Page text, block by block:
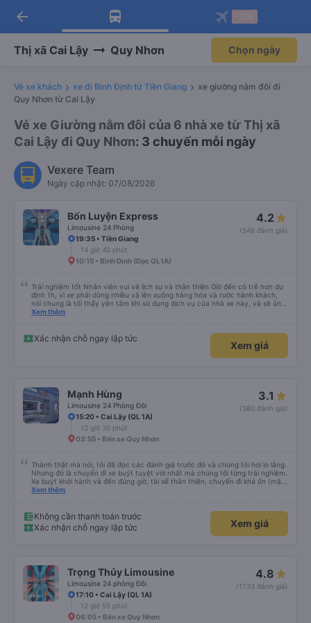
Tải app Vexere ngay!
Nhận ưu đãi thành viên độc
Mở app
Tải app Vexere
-30k/ghế khi đặt vé máy bay qua
Mở app
arrow_back
Thị xã Cai Lậy Quy Nhơn Chọn ngày
Vé xe khách xe đi Bình Định từ Tiền Giang
xe giường nằm đôi đi
Quy Nhơn từ Cai Lậy
Vé xe Giường nằm đôi của 6 nhà xe từ Thị xã
Cai Lậy đi Quy Nhơn: 3 chuyến mỗi ngày
Vexere Team
Ngày cập nhật: 07/08/2026
Bốn Luyện Express
Limousine 24 Phòng
4.2
(548 đánh giá)
19:35 • Tiền Giang
14 giờ 40 phút
10:15 • Bình Định (Dọc QL1A)
Trải nghiệm tốt Nhân viên vui vẻ lịch sự và thân thiện Giờ đến có trễ hơn dự
định 1h, vì xe phải dừng nhiều và lên xuống hàng hóa và rước hành khách,
nói chung là tối thấy yên tâm khi sử dụng dịch vụ của nhà xe này, và sẽ ủng
hộ và giới thiệu cho người thân sử dụng dịch vụ của nhà xe này
Xem thêm
Xác nhận chỗ ngay lập tức
Xem giá
Mạnh Hùng
Limousine 24 Phòng Đôi
3.1
(380 đánh giá)
15:20 • Cai Lậy (QL 1A)
12 giờ 35 phút
03:55 • Bến xe Quy Nhơn
Thành thật mà nói, tôi đã đọc các đánh giá trước đó và chúng tôi hơi lo lắng.
Nhưng đó là chuyến đi xe buýt tuyệt vời nhất mà chúng tôi từng trải nghiệm.
Xe buýt khởi hành và đến đúng giờ, tài xế thân thiện, chuyến đi khá ổn (mặc
dù vẫn hơi xóc, nhưng đó là đặc trưng của Việt Nam ^^), và chỗ ngồi thoải
Xem thêm
Không cần thanh toán trước
Xác nhận chỗ ngay lập tức
Xem giá
Trọng Thủy Limousine
Limousine 24 phòng Đôi
4.8
(1733 đánh giá)
17:10 • Cai Lậy (QL 1A)
12 giờ 55 phút
06:05 • Bến xe Quy Nhơn